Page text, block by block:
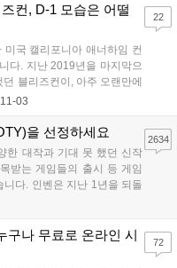
컨이 마...
컨, D-1 모습은 어떨
국 캘리포니아 애너하임 컨
다. 지난 2019년을 마지막으
블리즈컨이, 아주 오랜만에
서도 4년 만에 개최되는 블
없다는...
11-03
22
을 선정하세요
한 대작과 기대 못 했던 신작
받는 게임들의 출시 등 게임
다. 인벤은 지난 1년을 되돌
성취를 제고하고자 게임 시
202...
2634
구나 무료로 온라인 시
72